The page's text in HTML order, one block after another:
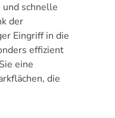
schnelle
der
Eingriff in die
effizient
eine
die